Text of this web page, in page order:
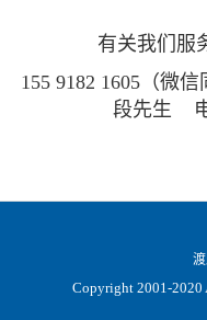
有关我们服
155 9182 1605（微
段先生 电
Copyright 2001-2020